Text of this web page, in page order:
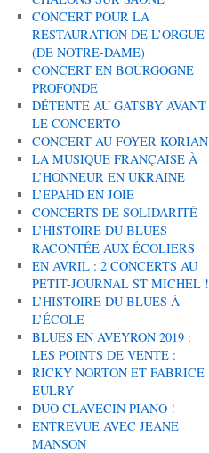
CONCERT POUR LA
RESTAURATION DE L’ORGUE
(DE NOTRE-DAME)
CONCERT EN BOURGOGNE
PROFONDE
DÉTENTE AU GATSBY AVANT
LE CONCERTO
CONCERT AU FOYER KORIAN
LA MUSIQUE FRANÇAISE À
L’HONNEUR EN UKRAINE
L’EPAHD EN JOIE
CONCERTS DE SOLIDARITÉ
L’HISTOIRE DU BLUES
RACONTÉE AUX ÉCOLIERS
EN AVRIL : 2 CONCERTS AU
PETIT-JOURNAL ST MICHEL !
L’HISTOIRE DU BLUES À
L’ÉCOLE
BLUES EN AVEYRON 2019 :
LES POINTS DE VENTE :
RICKY NORTON ET FABRICE
EULRY
DUO CLAVECIN PIANO !
ENTREVUE AVEC JEANE
MANSON